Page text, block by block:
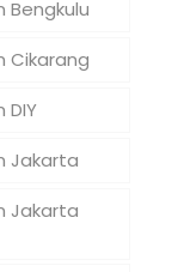
Bengkulu
Cikarang
DIY
Jakarta
Jakarta